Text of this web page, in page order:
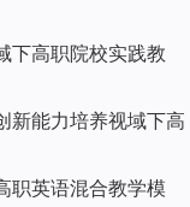
下高职院校实践教
新能力培养视域下高
职英语混合教学模